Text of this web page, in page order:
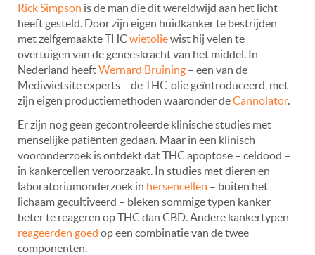
Rick Simpson is de man die dit wereldwijd aan het licht
heeft gesteld. Door zijn eigen huidkanker te bestrijden
met zelfgemaakte THC wietoliewist hij velen te
overtuigen van de geneeskracht van het middel. In
Nederland heeftWernard Bruining – een van de
Mediwietsite experts – de THC-olie geïntroduceerd, met
zijn eigen productiemethoden waaronder deCannolator.
Er zijn nog geen gecontroleerde klinische studies met
menselijke patiënten gedaan. Maar in een klinisch
vooronderzoek is ontdekt dat THC apoptose – celdood –
in kankercellen veroorzaakt. In studies met dieren en
laboratoriumonderzoek in hersencellen – buiten het
lichaam gecultiveerd – bleken sommige typen kanker
beter te reageren op THC dan CBD. Andere kankertypen
reageerden goed op een combinatie van de twee
componenten.